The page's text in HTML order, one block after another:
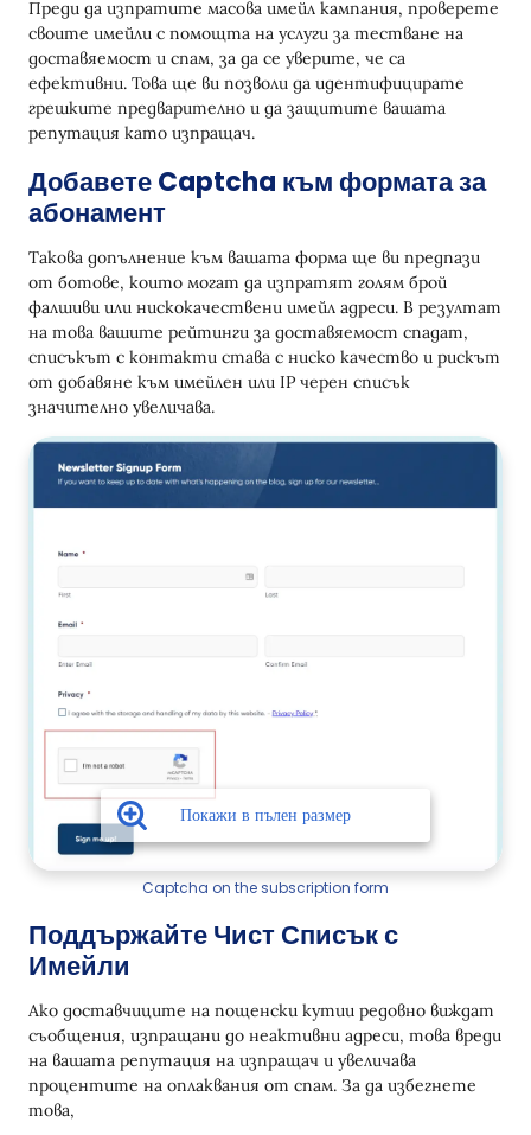
Преди да изпратите масова имейл кампания, проверете
своите имейли с помощта на услуги за тестване на
доставяемост и спам, за да се уверите, че са
ефективни. Това ще ви позволи да идентифицирате
грешките предварително и да защитите вашата
репутация като изпращач.
Добавете Captcha към формата за
абонамент
Такова допълнение към вашата форма ще ви предпази
от ботове, които могат да изпратят голям брой
фалшиви или нискокачествени имейл адреси. В резултат
на това вашите рейтинги за доставяемост спадат,
списъкът с контакти става с ниско качество и рискът
от добавяне към имейлен или IP черен списък
значително увеличава.
Captcha on the subscription form
Поддържайте Чист Списък с
Имейли
Ако доставчиците на пощенски кутии редовно виждат
съобщения, изпращани до неактивни адреси, това вреди
на вашата репутация на изпращач и увеличава
процентите на оплаквания от спам. За да избегнете
това,